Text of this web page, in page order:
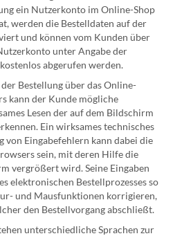
ein Nutzerkonto im Online-Shop
werden die Bestelldaten auf der
und können vom Kunden über
unter Angabe der
abgerufen werden.
Bestellung über das Online-
kann der Kunde mögliche
Lesen der auf dem Bildschirm
Ein wirksames technisches
von Eingabefehlern kann dabei die
sein, mit deren Hilfe die
vergrößert wird. Seine Eingaben
elektronischen Bestellprozesses so
und Mausfunktionen korrigieren,
den Bestellvorgang abschließt.
unterschiedliche Sprachen zur